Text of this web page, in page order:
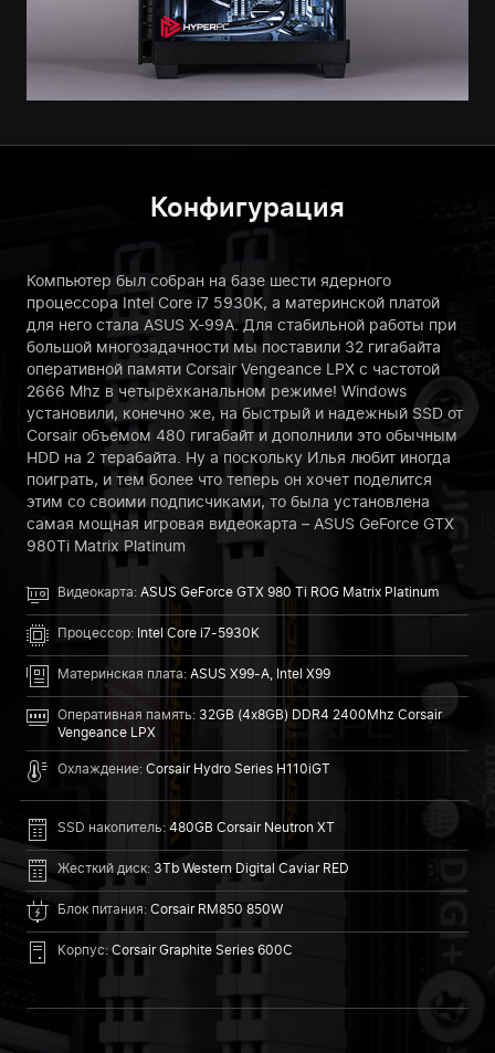
Конфигурация
Компьютер был собран на базе шести ядерного
процессора Intel Core i7 5930K, а материнской платой
для него стала ASUS X-99A. Для стабильной работы при
большой многозадачности мы поставили 32 гигабайта
оперативной памяти Corsair Vengeance LPX с частотой
2666 Mhz в четырёхканальном режиме! Windows
установили, конечно же, на быстрый и надежный SSD от
Corsair объемом 480 гигабайт и дополнили это обычным
HDD на 2 терабайта. Ну а поскольку Илья любит иногда
поиграть, и тем более что теперь он хочет поделится
этим со своими подписчиками, то была установлена
самая мощная игровая видеокарта – ASUS GeForce GTX
980Ti Matrix Platinum
Видеокарта: ASUS GeForce GTX 980 Ti ROG Matrix Platinum
Процессор: Intel Core i7-5930K
Материнская плата: ASUS X99-A, Intel X99
Оперативная память: 32GB (4x8GB) DDR4 2400Mhz Corsair
Vengeance LPX
Охлаждение: Corsair Hydro Series H110iGT
SSD накопитель: 480GB Corsair Neutron XT
Жесткий диск: 3Tb Western Digital Caviar RED
Блок питания: Corsair RM850 850W
Корпус: Corsair Graphite Series 600C